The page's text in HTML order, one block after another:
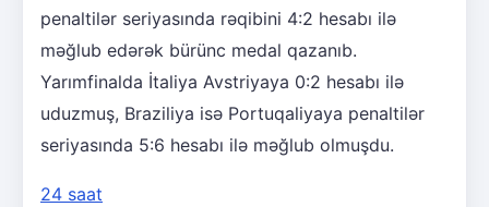
penaltilər seriyasında rəqibini 4:2 hesabı ilə
məğlub edərək bürünc medal qazanıb.
Yarımfinalda İtaliya Avstriyaya 0:2 hesabı ilə
uduzmuş, Braziliya isə Portuqaliyaya penaltilər
seriyasında 5:6 hesabı ilə məğlub olmuşdu.
24 saat